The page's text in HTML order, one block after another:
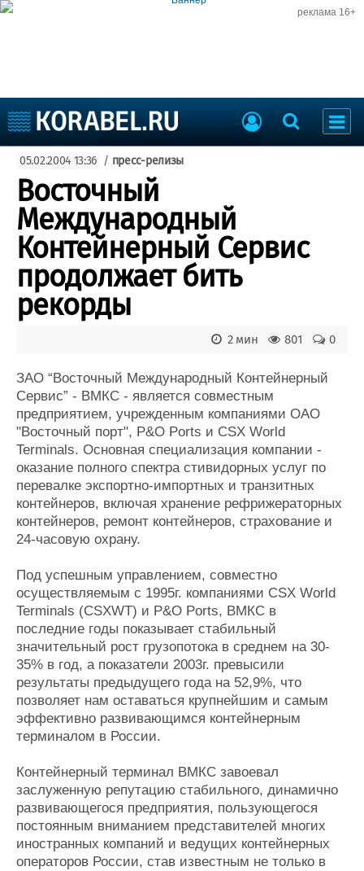
реклама 16+
Судоходство
Судоремонт
События
Пресс-релизы
Порты
Рыболовство
ВМФ
Яхты и катера
Еще
Судостроение
Компании
Репутация
Работа
Крюинг
Журнал
Реклама
Доска объявлений
Оборудование
Изделия
Материалы
Конференции
Личности
Словарь
Флот
Форум
Отзывы
Все службы
05.02.2004 13:36 / пресс-релизы
Восточный
Международный
Контейнерный Сервис
продолжает бить
рекорды
0
801
2 мин
ЗАО “Восточный Международный Контейнерный
Сервис” - ВМКС - является совместным
предприятием, учрежденным компаниями ОАО
"Восточный порт", P&O Ports и CSX World
Terminals. Основная специализация компании -
оказание полного спектра стивидорных услуг по
перевалке экспортно-импортных и транзитных
контейнеров, включая хранение рефрижераторных
контейнеров, ремонт контейнеров, страхование и
24-часовую охрану.
Под успешным управлением, совместно
осуществляемым с 1995г. компаниями CSX World
Terminals (CSXWT) и P&O Ports, ВМКС в
последние годы показывает стабильный
значительный рост грузопотока в среднем на 30-
35% в год, а показатели 2003г. превысили
результаты предыдущего года на 52,9%, что
позволяет нам оставаться крупнейшим и самым
эффективно развивающимся контейнерным
терминалом в России.
Контейнерный терминал ВМКС завоевал
заслуженную репутацию стабильного, динамично
развивающегося предприятия, пользующегося
постоянным вниманием представителей многих
иностранных компаний и ведущих контейнерных
операторов России, став известным не только в